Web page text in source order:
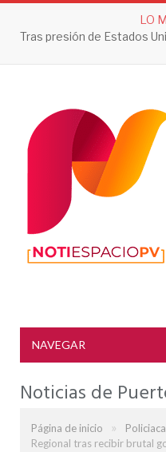
LO
NAVEGAR
Noticias de
Página de inicio » Policiaca
Regional tras recibir brutal